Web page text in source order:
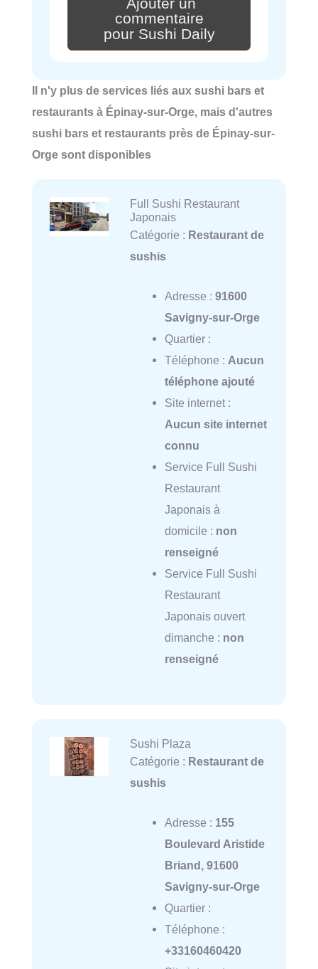
commentaire
pour Sushi Daily
Il n'y plus de services liés aux sushi bars et
restaurants à Épinay-sur-Orge, mais d'autres
sushi bars et restaurants près de Épinay-sur-
Orge sont disponibles
Full Sushi Restaurant
Japonais
Catégorie : Restaurant de
sushis
Adresse : 91600
Savigny-sur-Orge
Quartier :
Téléphone : Aucun
téléphone ajouté
Site internet :
Aucun site internet
connu
Service Full Sushi
Restaurant
Japonais à
domicile : non
renseigné
Service Full Sushi
Restaurant
Japonais ouvert
dimanche : non
renseigné
Sushi Plaza
Catégorie : Restaurant de
sushis
Adresse : 155
Boulevard Aristide
Briand, 91600
Savigny-sur-Orge
Quartier :
Téléphone :
+33160460420